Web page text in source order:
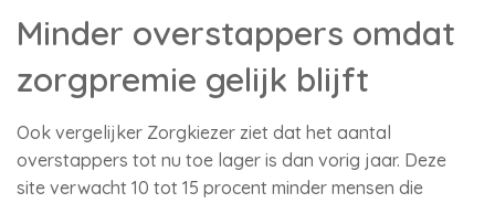
Minder overstappers omdat
zorgpremie gelijk blijft
Ook vergelijker Zorgkiezer ziet dat het aantal
overstappers tot nu toe lager is dan vorig jaar. Deze
site verwacht 10 tot 15 procent minder mensen die